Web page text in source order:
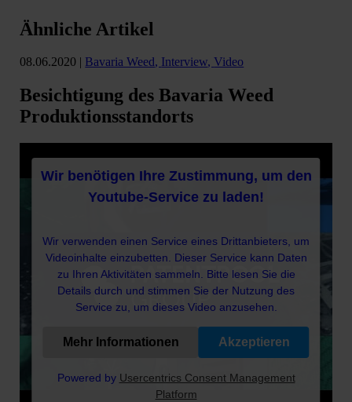
Ähnliche Artikel
08.06.2020 Bavaria Weed, Interview,Video
Besichtigung des Bavaria Weed
Produktionsstandorts
Wir benötigen Ihre Zustimmung, um den
Youtube-Service zu laden!
Wir verwenden einen Service eines Drittanbieters, um
Videoinhalte einzubetten. Dieser Service kann Daten
zu Ihren Aktivitäten sammeln. Bitte lesen Sie die
Details durch und stimmen Sie der Nutzung des
Service zu, um dieses Video anzusehen.
Mehr Informationen Akzeptieren
Powered by Usercentrics Consent Management
Platform